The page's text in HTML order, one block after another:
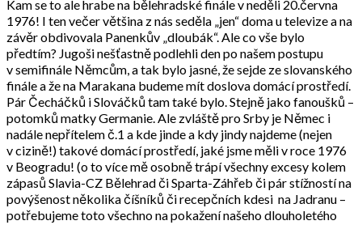
Kam se to ale hrabe na bělehradské finále v neděli 20.června
1976! I ten večer většina z nás seděla „jen“ doma u televize a na
závěr obdivovala Panenkův „dloubák“. Ale co vše bylo
předtím? Jugoši nešťastně podlehli den po našem postupu
v semifinále Němcům, a tak bylo jasné, že sejde ze slovanského
finále a že na Marakana budeme mít doslova domácí prostředí.
Pár Čecháčků i Slováčků tam také bylo. Stejně jako fanoušků –
potomků matky Germanie. Ale zvláště pro Srby je Němec i
nadále nepřítelem č.1 a kde jinde a kdy jindy najdeme (nejen
v cizině!) takové domácí prostředí, jaké jsme měli v roce 1976
v Beogradu! (o to více mě osobně trápí všechny excesy kolem
zápasů Slavia-CZ Bělehrad či Sparta-Záhřeb či pár stížností na
povýšenost několika číšníků či recepčních kdesi na Jadranu –
potřebujeme toto všechno na pokažení našeho dlouholetého